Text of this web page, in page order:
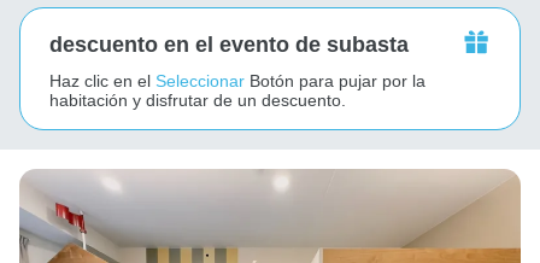
descuento en el evento de subasta
Haz clic en el Seleccionar Botón para pujar por la
habitación y disfrutar de un descuento.